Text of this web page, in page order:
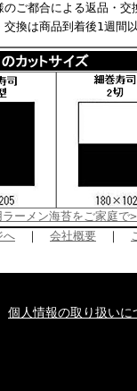
のご都合による返品・
交換は商品到着後1週間
ーメン海苔をご家庭で
へ ｜ 会社概要 ｜
個人情報の取り扱いに